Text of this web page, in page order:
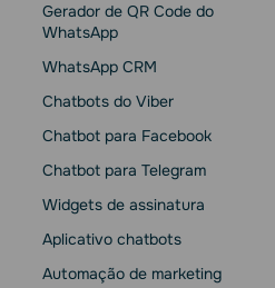
Gerador de QR Code do
WhatsApp
WhatsApp CRM
Chatbots do Viber
Chatbot para Facebook
Chatbot para Telegram
Widgets de assinatura
Aplicativo chatbots
Automação de marketing